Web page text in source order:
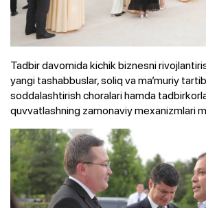
Tadbir davomida kichik biznesni
yangi tashabbuslar, soliq va ma’muriy
soddalashtirish choralari hamda
quvvatlashning zamonaviy mexanizmlari